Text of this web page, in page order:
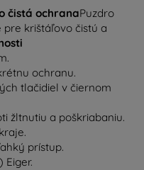
čistá ochranaPuzdro
pre krištáľovo čistú a
ochranu.
tlačidiel v čiernom
žltnutiu a poškriabaniu.
prístup.
Eiger.